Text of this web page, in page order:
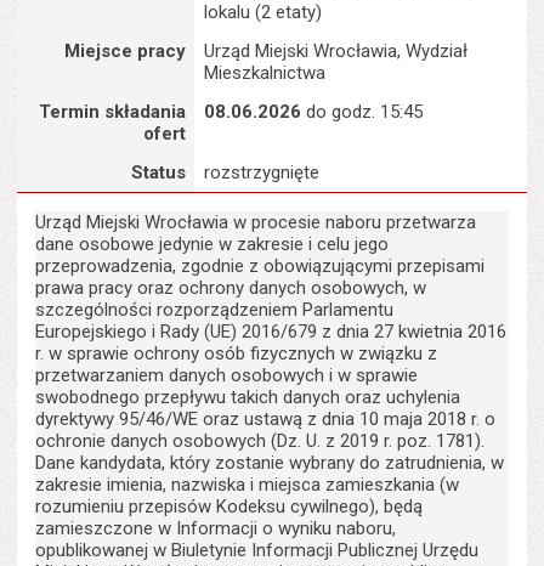
lokalu (2 etaty)
Miejsce pracy
Urząd Miejski Wrocławia, Wydział
Mieszkalnictwa
Termin składania
ofert
08.06.2026 do godz. 15:45
Status rozstrzygnięte
Urząd Miejski Wrocławia w procesie naboru przetwarza
dane osobowe jedynie w zakresie i celu jego
przeprowadzenia, zgodnie z obowiązującymi przepisami
prawa pracy oraz ochrony danych osobowych, w
szczególności rozporządzeniem Parlamentu
Europejskiego i Rady (UE) 2016/679 z dnia 27 kwietnia 2016
r. w sprawie ochrony osób fizycznych w związku z
przetwarzaniem danych osobowych i w sprawie
swobodnego przepływu takich danych oraz uchylenia
dyrektywy 95/46/WE oraz ustawą z dnia 10 maja 2018 r. o
ochronie danych osobowych (Dz. U. z 2019 r. poz. 1781).
Dane kandydata, który zostanie wybrany do zatrudnienia, w
zakresie imienia, nazwiska i miejsca zamieszkania (w
rozumieniu przepisów Kodeksu cywilnego), będą
zamieszczone w Informacji o wyniku naboru,
opublikowanej w Biuletynie Informacji Publicznej Urzędu